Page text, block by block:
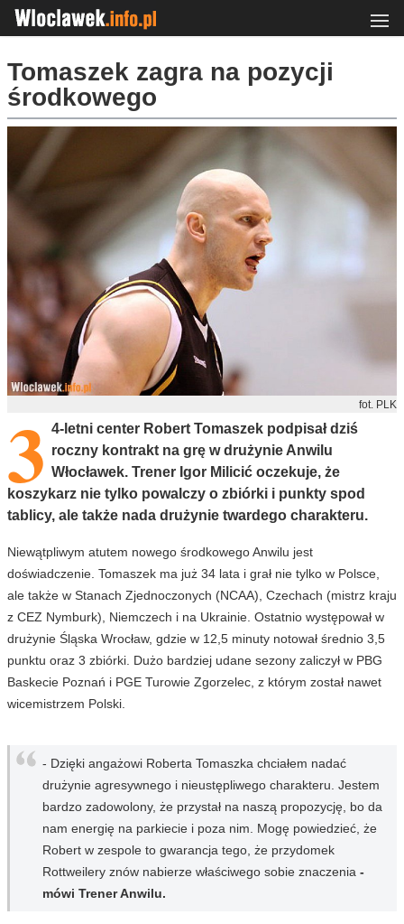
Tomaszek zagra na pozycji
środkowego
fot. PLK
3 4-letni center Robert Tomaszek podpisał dziś
roczny kontrakt na grę w drużynie Anwilu
Włocławek. Trener Igor Milicić oczekuje, że
koszykarz nie tylko powalczy o zbiórki i punkty spod
tablicy, ale także nada drużynie twardego charakteru.
Niewątpliwym atutem nowego środkowego Anwilu jest
doświadczenie. Tomaszek ma już 34 lata i grał nie tylko w Polsce,
ale także w Stanach Zjednoczonych (NCAA), Czechach (mistrz kraju
z CEZ Nymburk), Niemczech i na Ukrainie. Ostatnio występował w
drużynie Śląska Wrocław, gdzie w 12,5 minuty notował średnio 3,5
punktu oraz 3 zbiórki. Dużo bardziej udane sezony zaliczył w PBG
Baskecie Poznań i PGE Turowie Zgorzelec, z którym został nawet
wicemistrzem Polski.
- Dzięki angażowi Roberta Tomaszka chciałem nadać
drużynie agresywnego i nieustępliwego charakteru. Jestem
bardzo zadowolony, że przystał na naszą propozycję, bo da
nam energię na parkiecie i poza nim. Mogę powiedzieć, że
Robert w zespole to gwarancja tego, że przydomek
Rottweilery znów nabierze właściwego sobie znaczenia -
mówi Trener Anwilu.